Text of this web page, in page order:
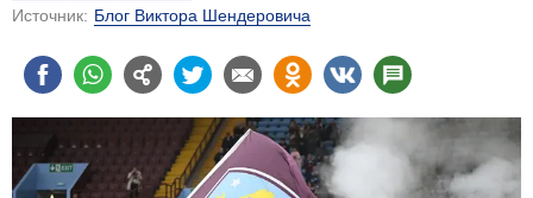
Источник: Блог Виктора Шендеровича